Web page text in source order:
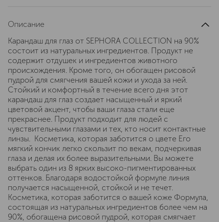
Описание
Карандаш для глаз от SEPHORA COLLECTION на 90%
состоит из натуральных ингредиентов. Продукт не
содержит отдушек и ингредиентов животного
происхождения. Кроме того, он обогащен рисовой
пудрой для смягчения вашей кожи и ухода за ней.
Стойкий и комфортный в течение всего дня этот
карандаш для глаз создает насыщенный и яркий
цветовой акцент, чтобы ваши глаза стали еще
прекраснее. Продукт подходит для людей с
чувствительными глазами и тех, кто носит контактные
линзы. Косметика, которая заботится о цвете Его
мягкий кончик легко скользит по векам, подчеркивая
глаза и делая их более выразительными. Вы можете
выбрать один из 8 ярких высоко-пигментированных
оттенков. Благодаря водостойкой формуле линия
получается насыщенной, стойкой и не течет.
Косметика, которая заботится о вашей коже Формула,
состоящая из натуральных ингредиентов более чем на
90%, обогащена рисовой пудрой, которая смягчает